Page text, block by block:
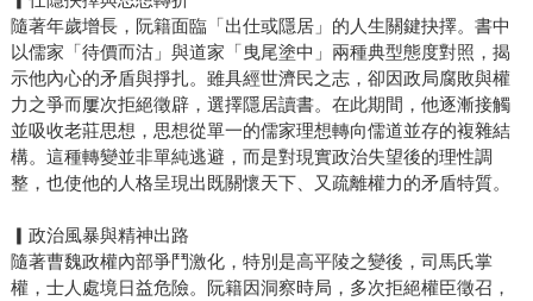
隨著年歲增長，阮籍面臨「出仕或隱居」的人生關鍵抉擇。書中
以儒家「待價而沽」與道家「曳尾塗中」兩種典型態度對照，揭
示他內心的矛盾與掙扎。雖具經世濟民之志，卻因政局腐敗與權
力之爭而屢次拒絕徵辟，選擇隱居讀書。在此期間，他逐漸接觸
並吸收老莊思想，思想從單一的儒家理想轉向儒道並存的複雜結
構。這種轉變並非單純逃避，而是對現實政治失望後的理性調
整，也使他的人格呈現出既關懷天下、又疏離權力的矛盾特質。
▎政治風暴與精神出路
隨著曹魏政權內部爭鬥激化，特別是高平陵之變後，司馬氏掌
權，士人處境日益危險。阮籍因洞察時局，多次拒絕權臣徵召，